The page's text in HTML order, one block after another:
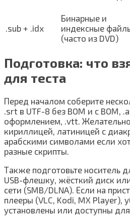
.sub + .idx
Бинарные и
индексные
(часто из DVD)
Подготовка: что
для теста
Перед началом соберите
.srt в UTF-8 без BOM и с BOM,
оформлением, .vtt.
кириллицей, латиницей с
арабскими символами если
разные скрипты.
Также подготовьте носитель
USB-флешку, жёсткий диск
сети (SMB/DLNA). Если на
плееры (VLC, Kodi, MX Player),
установлены или доступны